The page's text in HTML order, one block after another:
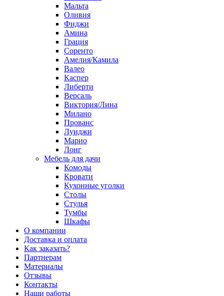
Мальта
Оливия
Фиджи
Амина
Грация
Соренто
Амелия/Камила
Валео
Каспер
Либерти
Версаль
Виктория/Лина
Милано
Прованс
Луиджи
Марио
Лонг
Мебель для дачи
Комоды
Кровати
Кухонные уголки
Столы
Стулья
Тумбы
Шкафы
О компании
Доставка и оплата
Как заказать?
Партнерам
Материалы
Отзывы
Контакты
Наши работы